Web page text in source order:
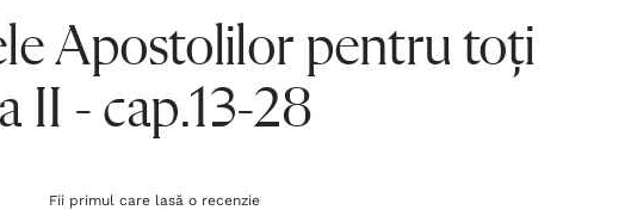
Apostolilor pentru toți
II - cap.13-28
Fii primul care lasă o recenzie